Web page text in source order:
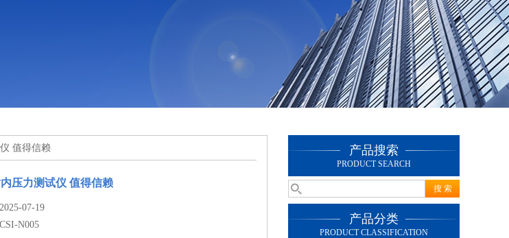
值得信赖
压力测试仪 值得信赖
07-19
CSI-N005
产品搜索
PRODUCT SEARCH
产品分类
PRODUCT CLASSIFICATION